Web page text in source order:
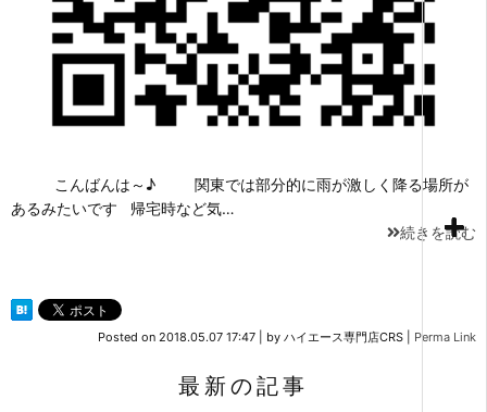
こんばんは～♪ 関東では部分的に雨が激しく降る場所が
あるみたいです 帰宅時など気…
続きを読む
Posted on 2018.05.07 17:47 by ハイエース専門店CRS Perma Link
最新の記事